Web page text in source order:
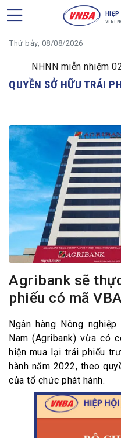
Thứ bảy, 08/08/2026
NHNN miễn nhiệm
QUYỀN SỞ HỮU TRÁI
Agribank sẽ
phiếu có mã
Ngân hàng Nông
Nam (Agribank) vừa có
hiện mua lại trái phiếu
hành năm 2022, theo
của tổ chức phát hành.